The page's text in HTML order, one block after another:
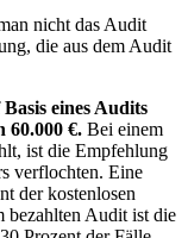
nicht das Audit
die aus dem Audit
eines Audits
60.000 €. Bei einem
ist die Empfehlung
verflochten. Eine
der kostenlosen
bezahlten Audit ist die